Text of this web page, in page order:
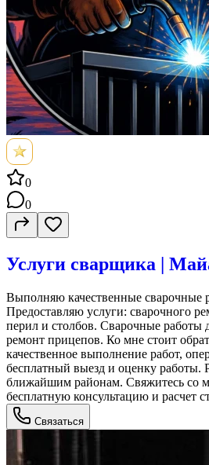
0
0
Услуги сварщика |
Выполняю качественные сварочные
Предоставляю услуги: сварочного
перил и столбов. Сварочные работы
ремонт прицепов. Ко мне стоит
качественное выполнение работ,
бесплатный выезд и оценку
ближайшим районам. Свяжитесь со
бесплатную консультацию и расчет
Связаться